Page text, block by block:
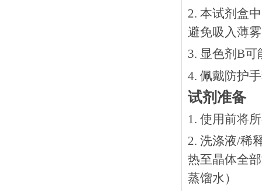
2. 本试剂盒
避免吸入薄
3. 显色剂B
4. 佩戴防护
试剂准备
1. 使用前将
2. 洗涤液/稀
热⾄晶体全
蒸馏水）